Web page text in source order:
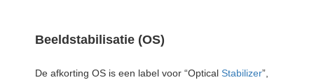
Beeldstabilisatie (OS)
De afkorting OS is een label voor “Optical Stabilizer”,